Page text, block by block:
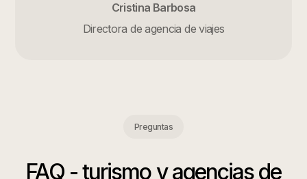
Cristina Barbosa
Directora de agencia de viajes
Preguntas
FAQ -turismo y agencias de